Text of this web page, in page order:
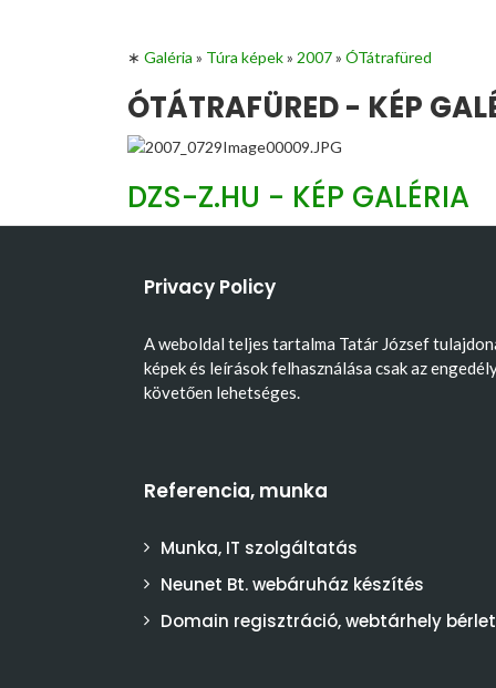
∗ Galéria » Túra képek» 2007» ÓTátrafüred
ÓTÁTRAFÜRED - KÉP
DZS-Z.HU - KÉP GALÉRIA
Privacy Policy
A weboldal teljes tartalma Tatár József
képek és leírások felhasználása csak az
követően lehetséges.
Referencia, munka
Munka, IT szolgáltatás
Neunet Bt. webáruház készítés
Domain regisztráció, webtárhely bérlet